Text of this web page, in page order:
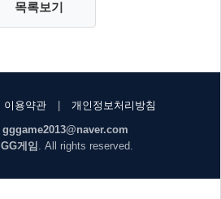
목록보기
이용약관 |
개인정보처리방침
gggame2013@naver.com
GG게임 . All rights reserved.